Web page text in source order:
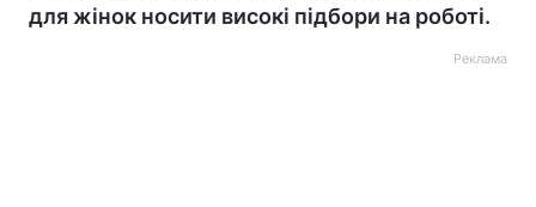
для жінок носити високі підбори на роботі.
Реклама